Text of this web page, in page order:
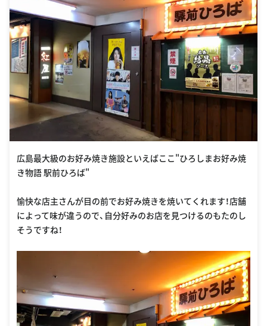
広島最大級のお好み焼き施設といえばここ"ひろしまお好み焼
き物語 駅前ひろば"
愉快な店主さんが目の前でお好み焼きを焼いてくれます！店舗
によって味が違うので、自分好みのお店を見つけるのもたのし
そうですね！